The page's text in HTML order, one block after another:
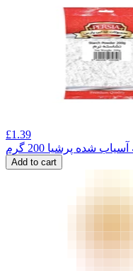
£1.39
شده پرشیا 200 گرم
Add to cart